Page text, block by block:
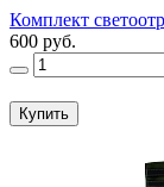
Комплект
600 руб.
Купить